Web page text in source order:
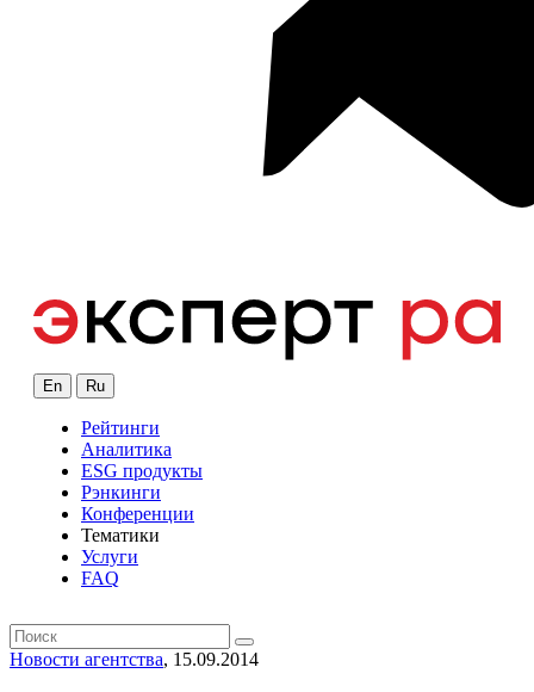
En Ru
Рейтинги
Аналитика
ESG продукты
Рэнкинги
Конференции
Тематики
Услуги
FAQ
Новости агентства, 15.09.2014